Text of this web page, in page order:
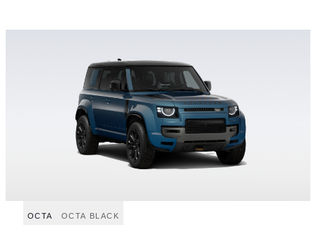
OCTA OCTA BLACK